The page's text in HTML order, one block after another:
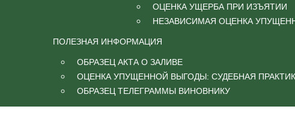
ОЦЕНКА УЩЕРБА ПРИ ИЗЪЯТИИ
НЕЗАВИСИМАЯ ОЦЕНКА
ПОЛЕЗНАЯ ИНФОРМАЦИЯ
ОБРАЗЕЦ АКТА О ЗАЛИВЕ
ОЦЕНКА УПУЩЕННОЙ ВЫГОДЫ: СУДЕБНАЯ
ОБРАЗЕЦ ТЕЛЕГРАММЫ ВИНОВНИКУ